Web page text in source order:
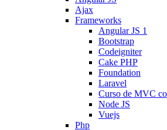
Ajax
Frameworks
Angular JS 1
Bootstrap
Codeigniter
Cake PHP
Foundation
Laravel
Curso de MVC
Node JS
Vuejs
Php